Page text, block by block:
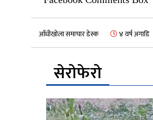
आँधीखोला समाचार डेस्क ४ वर्ष अगाडि
सेरोफेरो